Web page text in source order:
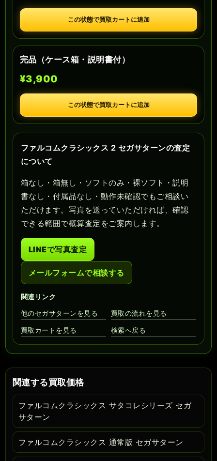
この状態で買取カートに追加
完品（ケース箱・説明書付）
¥3,900
この状態で買取カートに追加
ファルコムクラシックス 2 セガサターンの査定
について
箱なし・箱無し・ソフトのみ・裸ソフト・説明
書なし・付属品なし・動作未確認でもご相談い
ただけます。写真を送っていただければ、確認
できる範囲で概算査定をご案内します。
LINEで写真査定
メールフォームで相談する
関連リンク
他のセガサターンを見る
買取の流れを見る
買取カートを見る 検索へ戻る
関連する買取価格
ファルコムクラシックス サタコレシリーズ セガ
サターン
ファルコムクラシックス 通常版 セガサターン